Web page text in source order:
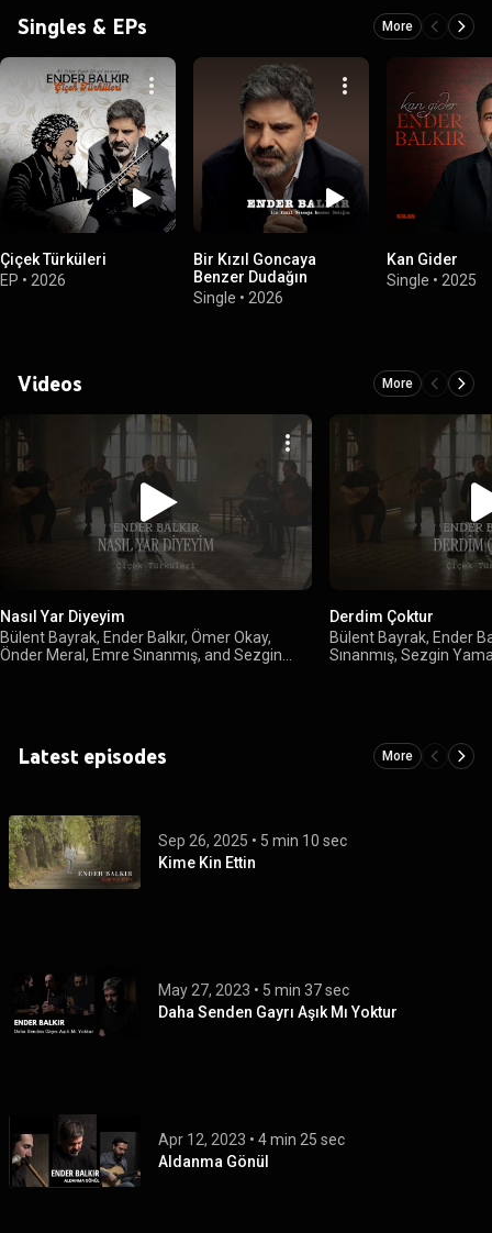
Singles & EPs More
Çiçek Türküleri
EP • 2026
Bir Kızıl Goncaya
Benzer Dudağın
Single • 2026
Kan Gider
Single • 2025
Videos More
Nasıl Yar Diyeyim
Bülent Bayrak, Ender Balkır, Ömer Okay,
Önder Meral, Emre Sınanmış, and Sezgin
Derdim Çoktur
Bülent Bayrak, Ender
Sınanmış, Sezgin
Latest episodes More
Sep 26, 2025 • 5 min 10 sec
Kime Kin Ettin
May 27, 2023 • 5 min 37 sec
Daha Senden Gayrı Aşık Mı Yoktur
Apr 12, 2023 • 4 min 25 sec
Aldanma Gönül